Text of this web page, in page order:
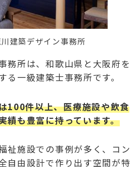
建築デザイン事務所
務所は、和歌山県と大阪府を
る一級建築士事務所です。
100件以上、医療施設や飲食
績も豊富に持っています。
祉施設での事例が多く、コン
自由設計で作り出す空間が特